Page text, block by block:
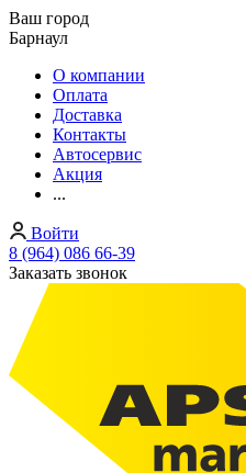
Ваш город
Барнаул
О компании
Оплата
Доставка
Контакты
Автосервис
Акция
...
Войти
8 (964) 086 66-39
Заказать звонок